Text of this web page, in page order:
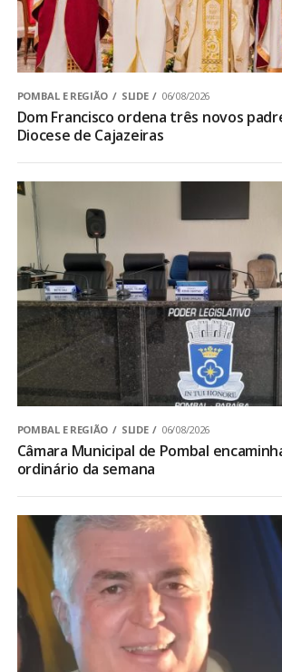
POMBAL E REGIÃO SLIDE 06/08/2026
Dom Francisco ordena três novos
Diocese de Cajazeiras
POMBAL E REGIÃO SLIDE 06/08/2026
Câmara Municipal de Pombal
ordinário da semana